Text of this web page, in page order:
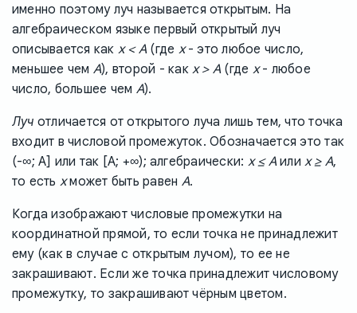
именно поэтому луч называется открытым. На
алгебраическом языке первый открытый луч
описывается как x < A(где x- это любое число,
меньшее чем A), второй - как x > A(где x- любое
число, большее чем A).
Луч отличается от открытого луча лишь тем, что точка
входит в числовой промежуток. Обозначается это так
(-∞; A] или так [A; +∞); алгебраически: x ≤ Aилиx ≥ A,
то есть xможет быть равен A.
Когда изображают числовые промежутки на
координатной прямой, то если точка не принадлежит
ему (как в случае с открытым лучом), то ее не
закрашивают. Если же точка принадлежит числовому
промежутку, то закрашивают чёрным цветом.